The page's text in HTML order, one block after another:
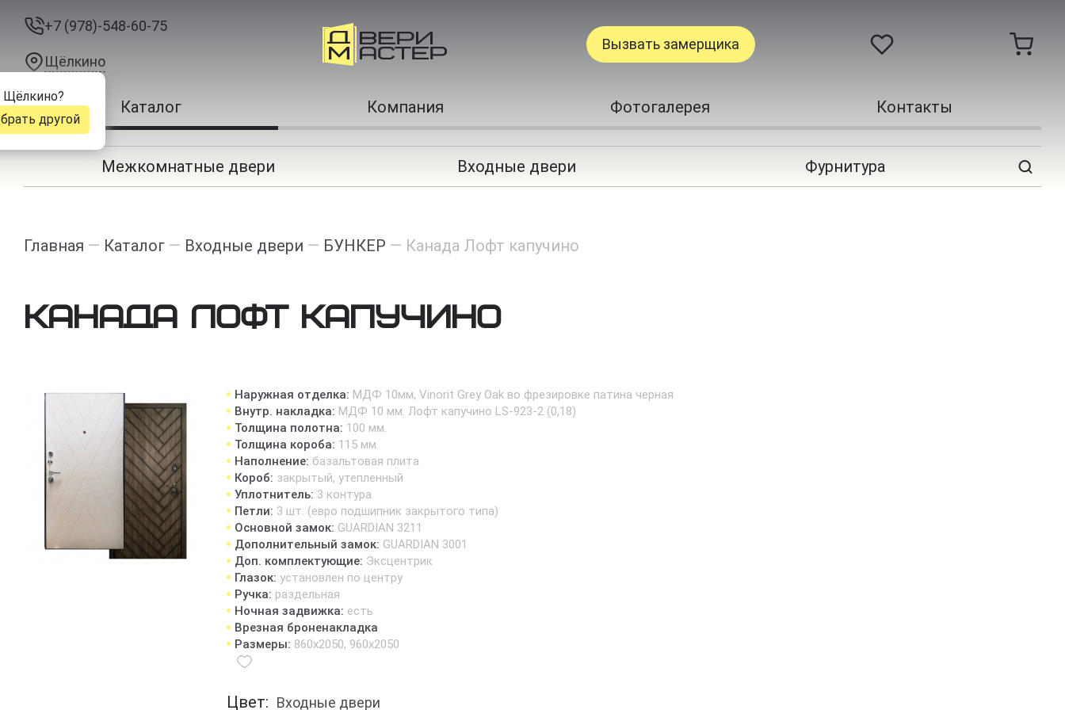
+7 (978)-548-60-75
Щёлкино
Щёлкино?
другой
Вызвать замерщика
Каталог Компания Фотогалерея Контакты
Межкомнатные двери Входные двери Фурнитура
Главная — Каталог — Входные двери — БУНКЕР — Канада Лофт капучино
Канада Лофт капучино
Наружная отделка: МДФ 10мм, Vinorit Grey Oak во фрезировке патина черная
Внутр. накладка: МДФ 10 мм. Лофт капучино LS-923-2 (0,18)
Толщина полотна: 100 мм.
Толщина короба: 115 мм.
Наполнение: базальтовая плита
Короб: закрытый, утепленный
Уплотнитель: 3 контура
Петли: 3 шт. (евро подшипник закрытого типа)
Основной замок: GUARDIAN 3211
Дополнительный замок: GUARDIAN 3001
Доп. комплектующие: Эксцентрик
Глазок: установлен по центру
Ручка: раздельная
Ночная задвижка: есть
Врезная броненакладка
Размеры: 860х2050, 960х2050
Цвет: Входные двери